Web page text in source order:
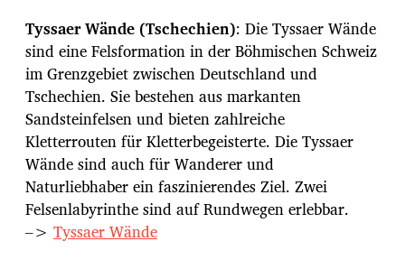
Tyssaer Wände (Tschechien): Die Tyssaer Wände
sind eine Felsformation in der Böhmischen Schweiz
im Grenzgebiet zwischen Deutschland und
Tschechien. Sie bestehen aus markanten
Sandsteinfelsen und bieten zahlreiche
Kletterrouten für Kletterbegeisterte. Die Tyssaer
Wände sind auch für Wanderer und
Naturliebhaber ein faszinierendes Ziel. Zwei
Felsenlabyrinthe sind auf Rundwegen erlebbar.
–> Tyssaer Wände